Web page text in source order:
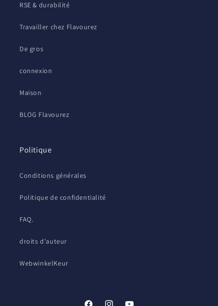
RSE & durabilité
Travailler chez Flavourez
De gros
connexion
Maison
BLOG Flavourez
Politique
Conditions générales
Politique de confidentialité
FAQ.
droits d'auteur
WebwinkelKeur